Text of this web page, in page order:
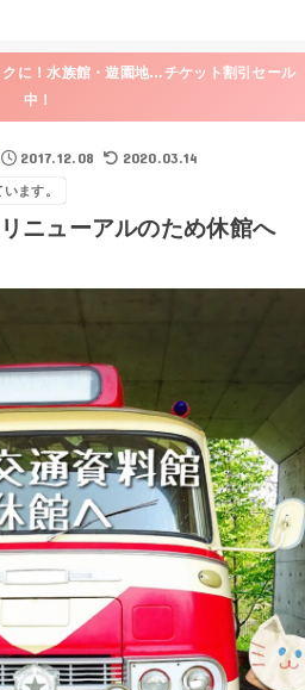
クに！水族館・遊園地…チケット割引セール
中！
2017.12.08 2020.03.14
ます。
ニューアルのため休館へ